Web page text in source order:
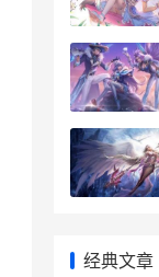
经典文章